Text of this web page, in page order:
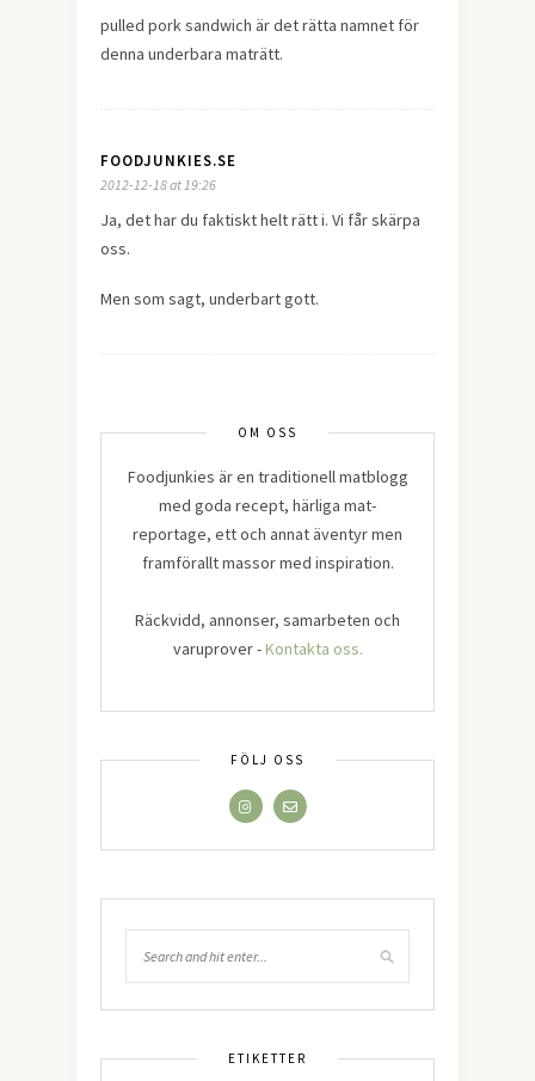
pulled pork sandwich är det rätta namnet för
denna underbara maträtt.
FOODJUNKIES.SE
2012-12-18 at 19:26
Ja, det har du faktiskt helt rätt i. Vi får skärpa
oss.
Men som sagt, underbart gott.
OM OSS
Foodjunkies är en traditionell matblogg
med goda recept, härliga mat-
reportage, ett och annat äventyr men
framförallt massor med inspiration.
Räckvidd, annonser, samarbeten och
varuprover -Kontakta oss.
FÖLJ OSS
ETIKETTER